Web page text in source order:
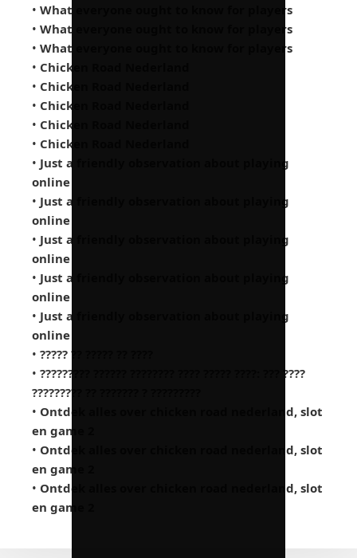
• What everyone ought to know for players
• What everyone ought to know for players
• What everyone ought to know for players
• Chicken Road Nederland
• Chicken Road Nederland
• Chicken Road Nederland
• Chicken Road Nederland
• Chicken Road Nederland
• Just a friendly observation about playing
online
• Just a friendly observation about playing
online
• Just a friendly observation about playing
online
• Just a friendly observation about playing
online
• Just a friendly observation about playing
online
• ????? ?? ????? ?? ????
• ????????? ?????? ???????? ???? ????? ????: ??? ????
????????? ?? ??????? ? ?????????
• Ontdek alles over chicken road nederland, slot
en game 2
• Ontdek alles over chicken road nederland, slot
en game 2
• Ontdek alles over chicken road nederland, slot
en game 2